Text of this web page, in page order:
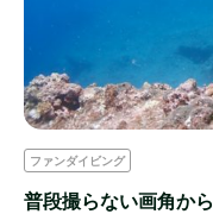
ファンダイビング
普段撮らない画角から